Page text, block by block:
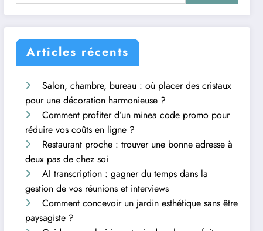
Articles récents
Salon, chambre, bureau : où placer des cristaux
pour une décoration harmonieuse ?
Comment profiter d’un minea code promo pour
réduire vos coûts en ligne ?
Restaurant proche : trouver une bonne adresse à
deux pas de chez soi
AI transcription : gagner du temps dans la
gestion de vos réunions et interviews
Comment concevoir un jardin esthétique sans être
paysagiste ?